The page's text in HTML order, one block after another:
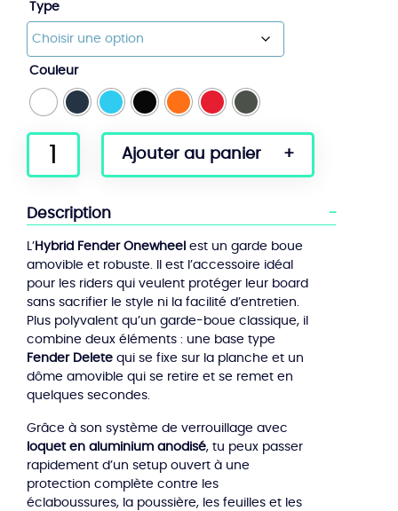
Type
Couleur
quantité
Hybrid
Onewheel
Garde-
boue
amovible
Ajouter au panier
Description
L’ Hybrid Fender Onewheel est un garde boue
amovible et robuste. Il est l’accessoire idéal
pour les riders qui veulent protéger leur board
sans sacrifier le style ni la facilité d’entretien.
Plus polyvalent qu’un garde-boue classique, il
combine deux éléments : une base type
Fender Delete qui se fixe sur la planche et un
dôme amovible qui se retire et se remet en
quelques secondes.
Grâce à son système de verrouillage avec
loquet en aluminium anodisé, tu peux passer
rapidement d’un setup ouvert à une
protection complète contre les
éclaboussures, la poussière, les feuilles et les